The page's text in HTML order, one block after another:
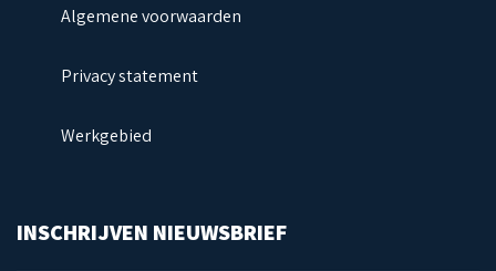
Algemene voorwaarden
Privacy statement
Werkgebied
INSCHRIJVEN NIEUWSBRIEF